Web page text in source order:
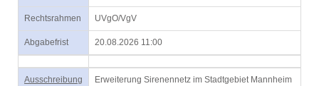
Rechtsrahmen UVgO/VgV
Abgabefrist 20.08.2026 11:00
Ausschreibung
Erweiterung Sirenennetz im Stadtgebiet Mannheim